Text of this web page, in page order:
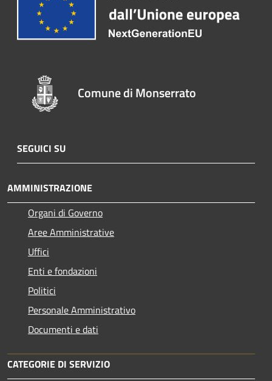
Comune di Monserrato
SEGUICI SU
AMMINISTRAZIONE
Organi di Governo
Aree Amministrative
Uffici
Enti e fondazioni
Politici
Personale Amministrativo
Documenti e dati
CATEGORIE DI SERVIZIO